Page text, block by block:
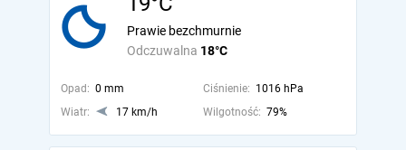
Odczuwalna 18°C
Prawie bezchmurnie
Opad: 0 mm Ciśnienie: 1016 hPa
Wiatr:
17 km/h Wilgotność: 79%